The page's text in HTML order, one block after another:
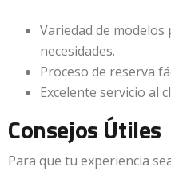
Variedad de
necesidades.
Proceso de reserva
Excelente servicio al
Consejos Útiles
Para que tu experiencia